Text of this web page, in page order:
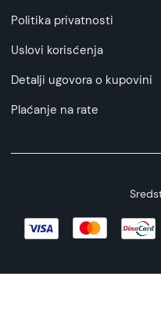
Politika privatnosti
Uslovi korisćenja
Detalji ugovora o kupovini
Plaćanje na rate